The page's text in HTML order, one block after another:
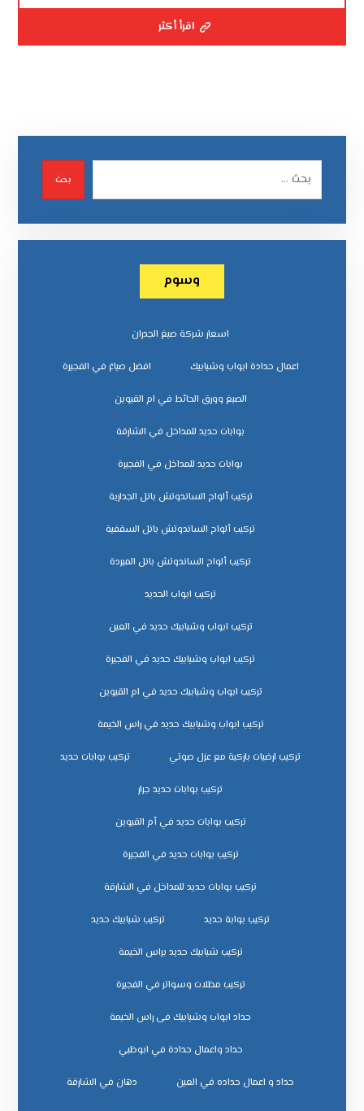
اقرأ أكثر
بحث
وسوم
اسعار شركة صبغ الجدران
اعمال حدادة ابواب وشبابيك افضل صباغ في الفجيرة
الصبغ وورق الحائط في ام القيوين
بوابات حديد للمداخل في الشارقة
بوابات حديد للمداخل في الفجيرة
تركيب ألواح الساندوتش بانل الجدارية
تركيب ألواح الساندوتش بانل السقفية
تركيب ألواح الساندوتش بانل المبردة
تركيب ابواب الحديد
تركيب ابواب وشبابيك حديد في العين
تركيب ابواب وشبابيك حديد في الفجيرة
تركيب ابواب وشبابيك حديد في ام القيوين
تركيب ابواب وشبابيك حديد في راس الخيمة
تركيب ارضيات باركية مع عزل صوتي تركيب بوابات حديد
تركيب بوابات حديد جرار
تركيب بوابات حديد في أم القيوين
تركيب بوابات حديد في الفجيرة
تركيب بوابات حديد للمداخل في الشارقة
تركيب بوابة حديد تركيب شبابيك حديد
تركيب شبابيك حديد براس الخيمة
تركيب مظلات وسواتر في الفجيرة
حداد ابواب وشبابيك فى راس الخيمة
حداد واعمال حدادة في ابوظبي
حداد و اعمال حداده في العين دهان في الشارقة